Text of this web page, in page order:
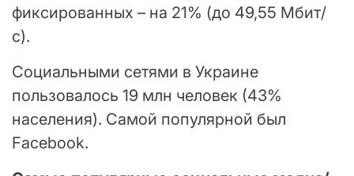
фиксированных – на 21% (до 49,55 Мбит/
с).
Социальными сетями в Украине
пользовалось 19 млн человек (43%
населения). Самой популярной был
Facebook.